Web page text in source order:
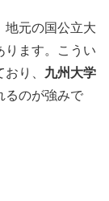
地元の国公立大
ります。こうい
り、 九州大学
るのが強みで